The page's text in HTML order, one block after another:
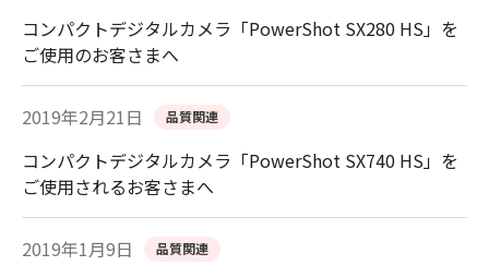
コンパクトデジタルカメラ「PowerShot SX280 HS」を
ご使用のお客さまへ
2019年2月21日 品質関連
コンパクトデジタルカメラ「PowerShot SX740 HS」を
ご使用されるお客さまへ
2019年1月9日 品質関連